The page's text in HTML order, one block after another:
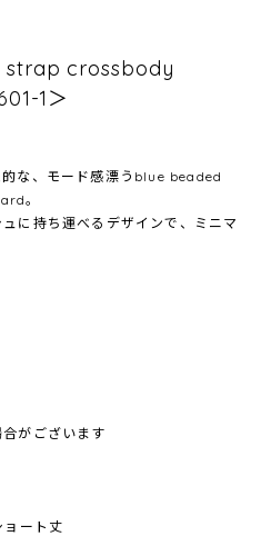
crossbody
1＞
な、モード感漂うblue beaded
。
に持ち運べるデザインで、ミニマ
がございます
ート丈